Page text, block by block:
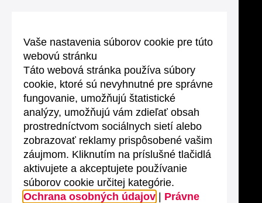
Vaše nastavenia súborov cookie pre túto
webovú stránku
Táto webová stránka používa súbory
cookie, ktoré sú nevyhnutné pre správne
fungovanie, umožňujú štatistické
analýzy, umožňujú vám zdieľať obsah
prostredníctvom sociálnych sietí alebo
zobrazovať reklamy prispôsobené vašim
záujmom. Kliknutím na príslušné tlačidlá
aktivujete a akceptujete používanie
súborov cookie určitej kategórie.
Ochrana osobných údajov
Právne